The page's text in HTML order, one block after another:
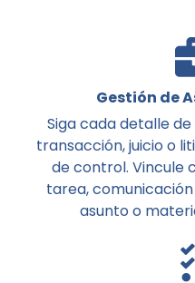
Gestión de
Siga cada detalle
transacción, juicio o
de control. Vincule
tarea,
asunto o